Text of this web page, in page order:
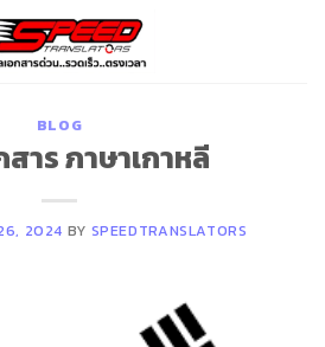
BLOG
าร ภาษาเกาหลี
2024 BY SPEEDTRANSLATORS